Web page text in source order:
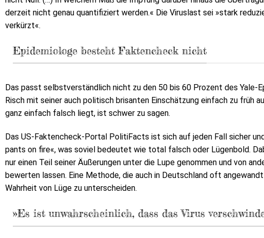
derzeit nicht genau quantifiziert werden.« Die Viruslast sei »stark
verkürzt«.
Epidemiologe besteht Faktencheck nicht
Das passt selbstverständlich nicht zu den 50 bis 60 Prozent des Yale-
Risch mit seiner auch politisch brisanten Einschätzung einfach zu früh
ganz einfach falsch liegt, ist schwer zu sagen.
Das US-Faktencheck-Portal PolitiFacts ist sich auf jeden Fall sicher und
pants on fire«, was soviel bedeutet wie total falsch oder Lügenbold.
nur einen Teil seiner Äußerungen unter die Lupe genommen und von
bewerten lassen. Eine Methode, die auch in Deutschland oft
Wahrheit von Lüge zu unterscheiden.
»Es ist unwahrscheinlich, dass das Virus